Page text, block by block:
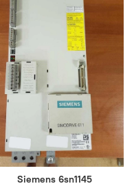
Siemens 6sn1145